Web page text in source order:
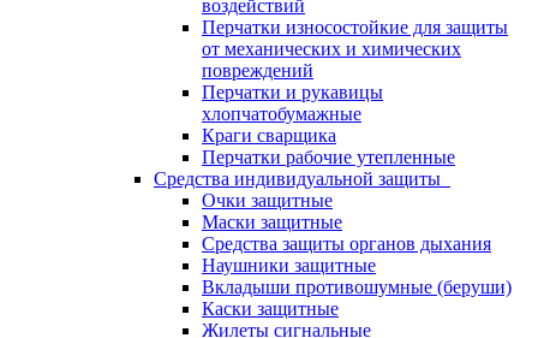
воздействий
Перчатки износостойкие для защиты
от механических и химических
повреждений
Перчатки и рукавицы
хлопчатобумажные
Краги сварщика
Перчатки рабочие утепленные
Средства индивидуальной защиты
Очки защитные
Маски защитные
Средства защиты органов дыхания
Наушники защитные
Вкладыши противошумные (беруши)
Каски защитные
Жилеты сигнальные